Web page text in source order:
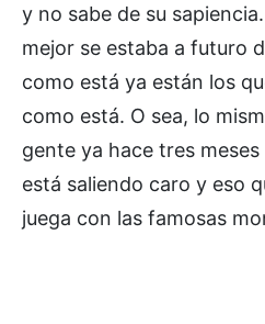
y no sabe de su
mejor se estaba a futuro
como está ya están los
como está. O sea, lo
gente ya hace tres
está saliendo caro y eso
juega con las famosas